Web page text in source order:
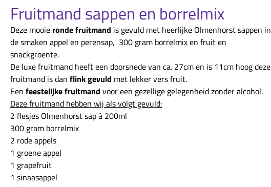
Fruitmand sappen en borrelmix
Deze mooie ronde fruitmand is gevuld met heerlijke Olmenhorst sappen in
de smaken appel en perensap, 300 gram borrelmix en fruit en
snackgroente.
De luxe fruitmand heeft een doorsnede van ca. 27cm en is 11cm hoog deze
fruitmand is dan flink gevuld met lekker vers fruit.
Een feestelijke fruitmand voor een gezellige gelegenheid zonder alcohol.
Deze fruitmand hebben wij als volgt gevuld:
2 flesjes Olmenhorst sap á 200ml
300 gram borrelmix
2 rode appels
1 groene appel
1 grapefruit
1 sinaasappel